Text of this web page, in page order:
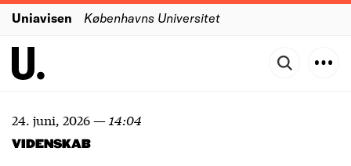
Uniavisen Københavns Universitet
24. juni, 2026— 14:04
VIDENSKAB